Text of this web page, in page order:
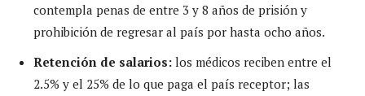
contempla penas de entre 3 y 8 años de prisión y
prohibición de regresar al país por hasta ocho años.
Retención de salarios: los médicos reciben entre el
2.5% y el 25% de lo que paga el país receptor; las